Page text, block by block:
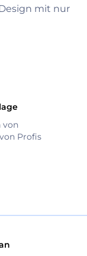
mit nur
von
Profis